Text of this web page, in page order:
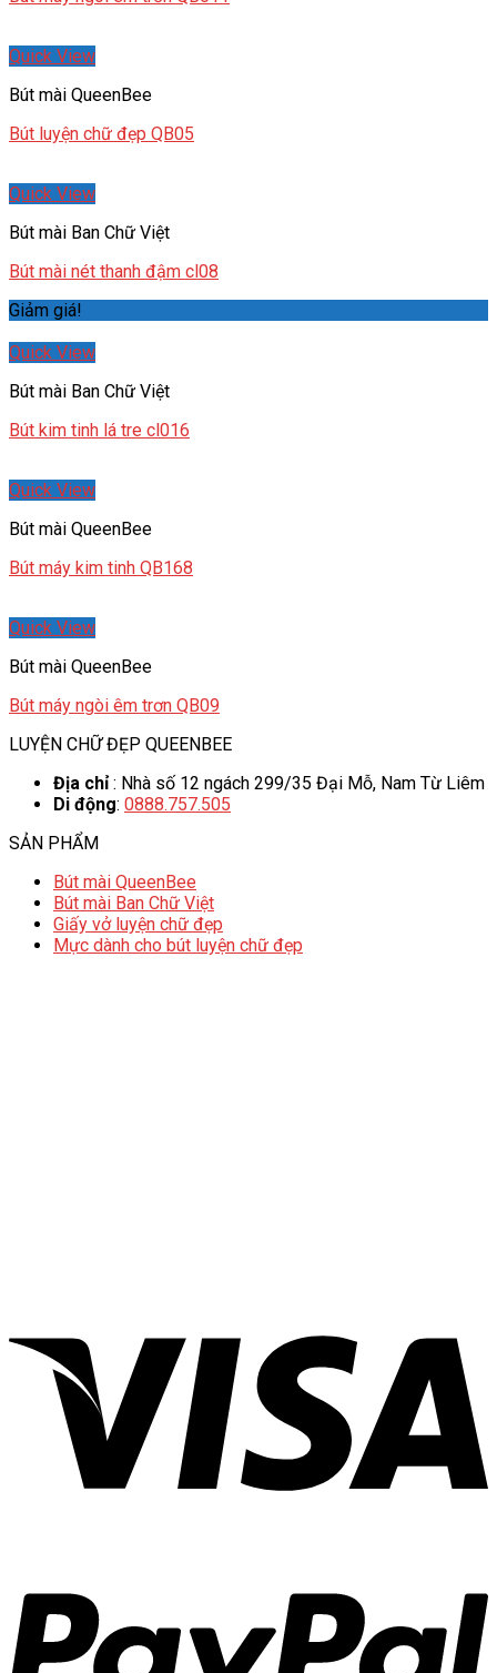
Quick View
Bút mài QueenBee
Bút luyện chữ đẹp QB05
Quick View
Bút mài Ban Chữ Việt
Bút mài nét thanh đậm cl08
Giảm giá!
Quick View
Bút mài Ban Chữ Việt
Bút kim tinh lá tre cl016
Quick View
Bút mài QueenBee
Bút máy kim tinh QB168
Quick View
Bút mài QueenBee
Bút máy ngòi êm trơn QB09
LUYỆN CHỮ ĐẸP QUEENBEE
Địa chỉ: Nhà số 12 ngách 299/35 Đại Mỗ, Nam Từ Liêm
Di động: 0888.757.505
SẢN PHẨM
Bút mài QueenBee
Bút mài Ban Chữ Việt
Giấy vở luyện chữ đẹp
Mực dành cho bút luyện chữ đẹp